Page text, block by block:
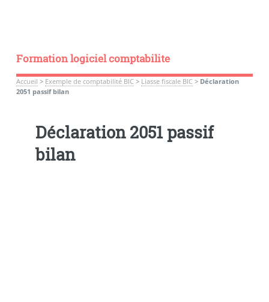
Formation logiciel comptabilite
Accueil > Exemple de comptabilité BIC> Liasse fiscale BIC> Déclaration
2051 passif bilan
Déclaration 2051 passif
bilan